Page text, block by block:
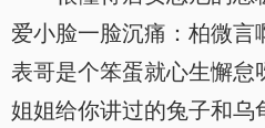
爱小脸一脸沉痛：柏微言
表哥是个笨蛋就心生懈怠
姐姐给你讲过的兔子和乌